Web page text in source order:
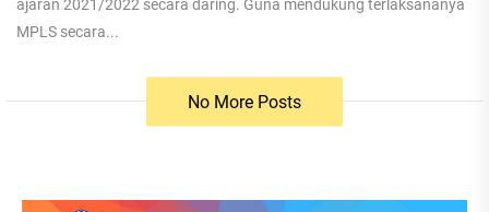
ajaran 2021/2022 secara daring. Guna mendukung terlaksananya
MPLS secara...
No More Posts